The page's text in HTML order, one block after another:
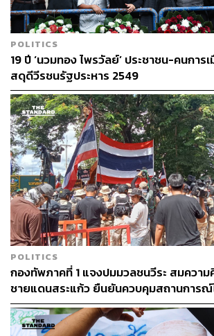
POLITICS
19 ปี ‘นวมทอง ไพรวัลย์’ ประชาชน-คนการ
สดุดีวีรชนรัฐประหาร 2549
POLITICS
กองทัพภาคที่ 1 แจงปมมวลชนวีระ สมความ
ชายแดนสระแก้ว ยืนยันควบคุมสถานการ
กฎหมาย